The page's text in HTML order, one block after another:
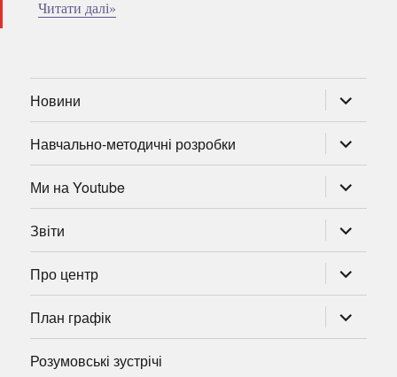
Читати далі»
Новини
підменю
Навчально-методичні розробки
підменю
Ми на Youtube
підменю
Звіти
підменю
Про центр
підменю
План графік
підменю
Розумовські зустрічі